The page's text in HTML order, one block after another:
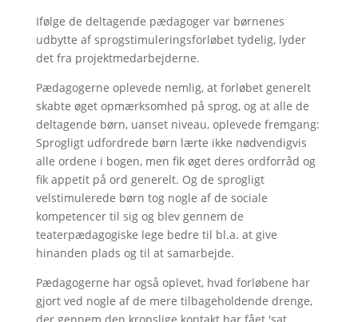
Ifølge de deltagende pædagoger var børnenes
udbytte af sprogstimuleringsforløbet tydelig, lyder
det fra projektmedarbejderne.
Pædagogerne oplevede nemlig, at forløbet generelt
skabte øget opmærksomhed på sprog, og at alle de
deltagende børn, uanset niveau, oplevede fremgang:
Sprogligt udfordrede børn lærte ikke nødvendigvis
alle ordene i bogen, men fik øget deres ordforråd og
fik appetit på ord generelt. Og de sprogligt
velstimulerede børn tog nogle af de sociale
kompetencer til sig og blev gennem de
teaterpædagogiske lege bedre til bl.a. at give
hinanden plads og til at samarbejde.
Pædagogerne har også oplevet, hvad forløbene har
gjort ved nogle af de mere tilbageholdende drenge,